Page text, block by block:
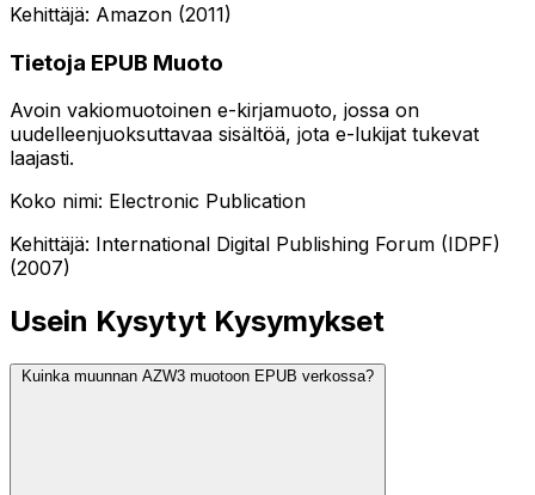
Kehittäjä: Amazon (2011)
Tietoja EPUB Muoto
Avoin vakiomuotoinen e-kirjamuoto, jossa on
uudelleenjuoksuttavaa sisältöä, jota e-lukijat tukevat
laajasti.
Koko nimi: Electronic Publication
Kehittäjä: International Digital Publishing Forum (IDPF)
(2007)
Usein Kysytyt Kysymykset
Kuinka muunnan AZW3 muotoon EPUB verkossa?